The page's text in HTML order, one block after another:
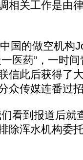
相关工作是由
的做空机构
医药”，一时
信此后获得了
众传媒连番过
到报道后就
除浑水机构委